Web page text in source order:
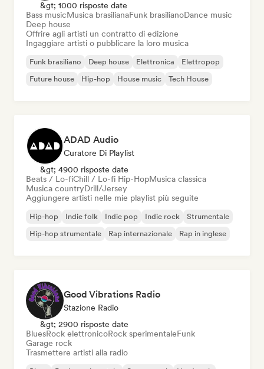
&gt; 1000 risposte date
Bass musicMusica brasilianaFunk brasilianoDance music
Deep house
Offrire agli artisti un contratto di edizione
Ingaggiare artisti o pubblicare la loro musica
Funk brasiliano Deep house Elettronica
Elettropop
Future house
Hip-hop House music Tech House
ADAD Audio
Curatore Di Playlist
&gt; 4900 risposte date
Beats / Lo-fiChill / Lo-fi Hip-HopMusica classica
Musica countryDrill/Jersey
Aggiungere artisti nelle mie playlist più seguite
Hip-hop Indie folk Indie pop Indie rock
Strumentale
Hip-hop strumentale
Rap internazionale Rap in inglese
Good Vibrations Radio
Stazione Radio
&gt; 2900 risposte date
BluesRock elettronicoRock sperimentaleFunk
Garage rock
Trasmettere artisti alla radio